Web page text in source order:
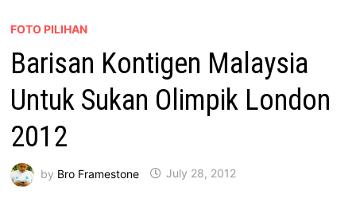
FOTO PILIHAN
Barisan Kontigen Malaysia
Untuk Sukan Olimpik London
2012
by Bro Framestone July 28, 2012